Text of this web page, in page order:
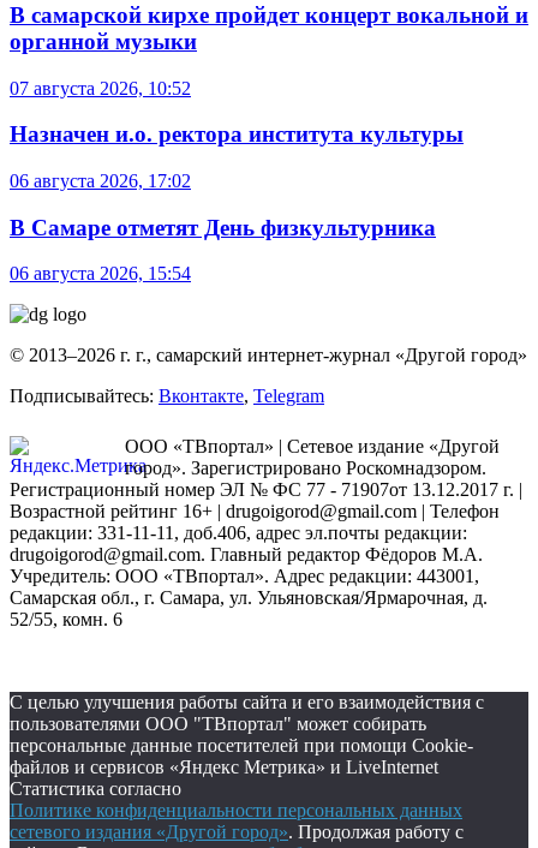
В самарской кирхе пройдет концерт вокальной и
органной музыки
07 августа 2026, 10:52
Назначен и.о. ректора института культуры
06 августа 2026, 17:02
В Самаре отметят День физкультурника
06 августа 2026, 15:54
© 2013–2026 г. г., самарский интернет-журнал «Другой город»
Подписывайтесь: Вконтакте, Telegram
ООО «ТВпортал» | Сетевое издание «Другой
город». Зарегистрировано Роскомнадзором.
Регистрационный номер ЭЛ № ФС 77 - 71907от 13.12.2017 г. |
Возрастной рейтинг 16+ | drugoigorod@gmail.com | Телефон
редакции: 331-11-11, доб.406, адрес эл.почты редакции:
drugoigorod@gmail.com. Главный редактор Фёдоров М.А.
Учредитель: ООО «ТВпортал». Адрес редакции: 443001,
Самарская обл., г. Самара, ул. Ульяновская/Ярмарочная, д.
52/55, комн. 6
С целью улучшения работы сайта и его взаимодействия с
пользователями ООО "ТВпортал" может собирать
персональные данные посетителей при помощи Cookie-
файлов и сервисов «Яндекс Метрика» и LiveInternet
Статистика согласно
Политике конфиденциальности персональных данных
сетевого издания «Другой город». Продолжая работу с